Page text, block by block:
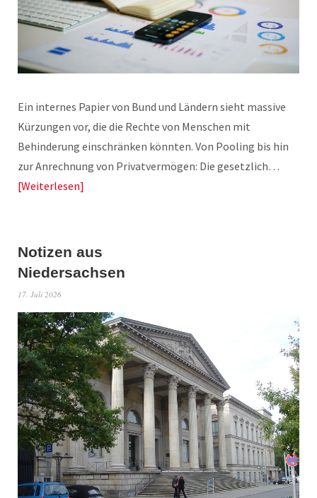
Ein internes Papier von Bund und Ländern sieht massive
Kürzungen vor, die die Rechte von Menschen mit
Behinderung einschränken könnten. Von Pooling bis hin
zur Anrechnung von Privatvermögen: Die gesetzlich…
Weiterlesen
Notizen aus
Niedersachsen
17. Juli 2026